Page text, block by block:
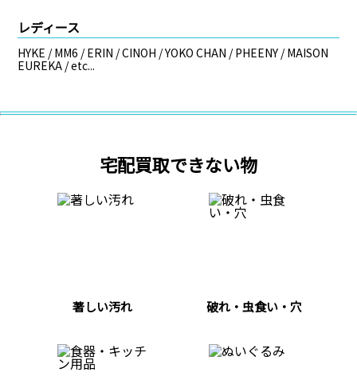
レディース
HYKE / MM6 / ERIN / CINOH / YOKO CHAN / PHEENY / MAISON
EUREKA / etc...
宅配買取できない物
著しい汚れ 破れ・虫食い・穴